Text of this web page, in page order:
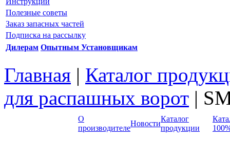
Полезные советы
Заказ запасных частей
Подписка на рассылку
Дилерам Опытным Установщикам
Главная | Каталог
для распашных ворот |
О
производителе
Новости
Каталог
продукции